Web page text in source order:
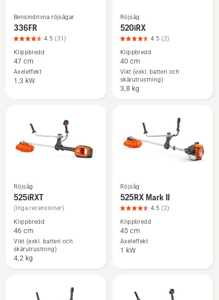
Se
mer
om
336FR,
produktbetyg
Bensindrivna röjsågar
336FR
4.5 (31)
Klippbredd
47 cm
Axeleffekt
1,3 kW
Se
mer
om
520iRX,
produktbetyg
4.5
Röjsåg
520iRX
4.5 (2)
Klippbredd
40 cm
Vikt (exkl. batteri och
skärutrustning)
3,8 kg
Se
mer
om
525iRXT
Röjsåg
525iRXT
(Inga recensioner)
Klippbredd
46 cm
Vikt (exkl. batteri och
skärutrustning)
4,2 kg
Se
mer
om
525RX
Mark
Röjsåg
525RX Mark II
4.5 (2)
Klippbredd
45 cm
Axeleffekt
1 kW